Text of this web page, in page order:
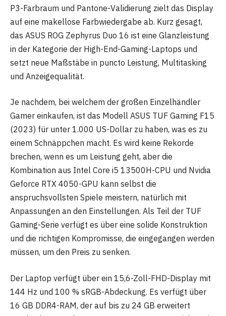
P3-Farbraum und Pantone-Validierung zielt das Display
auf eine makellose Farbwiedergabe ab. Kurz gesagt,
das ASUS ROG Zephyrus Duo 16 ist eine Glanzleistung
in der Kategorie der High-End-Gaming-Laptops und
setzt neue Maßstäbe in puncto Leistung, Multitasking
und Anzeigequalität.
Je nachdem, bei welchem ​​der großen Einzelhändler
Gamer einkaufen, ist das Modell ASUS TUF Gaming F15
(2023) für unter 1.000 US-Dollar zu haben, was es zu
einem Schnäppchen macht. Es wird keine Rekorde
brechen, wenn es um Leistung geht, aber die
Kombination aus Intel Core i5 13500H-CPU und Nvidia
Geforce RTX 4050-GPU kann selbst die
anspruchsvollsten Spiele meistern, natürlich mit
Anpassungen an den Einstellungen. Als Teil der TUF
Gaming-Serie verfügt es über eine solide Konstruktion
und die richtigen Kompromisse, die eingegangen werden
müssen, um den Preis zu senken.
Der Laptop verfügt über ein 15,6-Zoll-FHD-Display mit
144 Hz und 100 % sRGB-Abdeckung. Es verfügt über
16 GB DDR4-RAM, der auf bis zu 24 GB erweitert